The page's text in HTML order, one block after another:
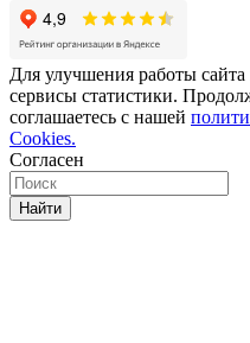
Для улучшения работы
сервисы статистики.
соглашаетесь с нашей
Cookies.
Согласен
Найти